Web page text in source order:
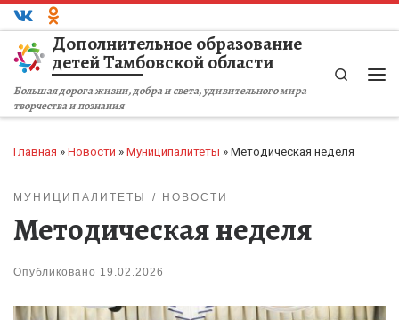
Перейти к содержимому
Дополнительное образование
детей Тамбовской области
Большая дорога жизни, добра и света, удивительного мира
творчества и познания
Search
Главная » Новости » Муниципалитеты » Методическая неделя
МУНИЦИПАЛИТЕТЫ НОВОСТИ
Методическая неделя
Опубликовано 19.02.2026